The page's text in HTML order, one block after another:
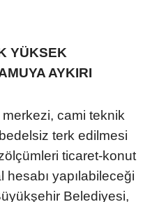
YÜKSEK
AYKIRI
merkezi, cami teknik
terk edilmesi
ticaret-konut
yapılabileceği
Belediyesi,